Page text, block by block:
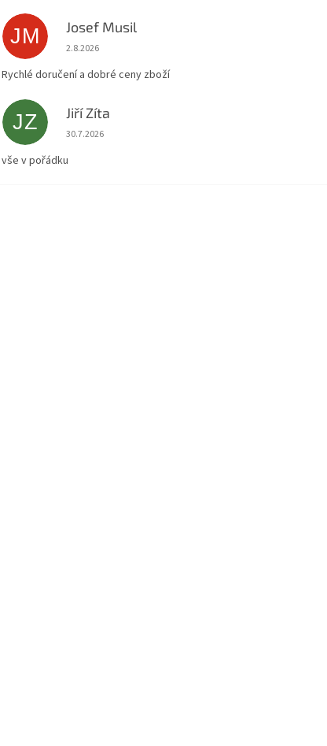
JM Josef Musil
Hodnocení obchodu je 5 z 5 hvězdiček.
2.8.2026
Rychlé doručení a dobré ceny zboží
JZ Jiří Zíta
Hodnocení obchodu je 5 z 5 hvězdiček.
30.7.2026
vše v pořádku